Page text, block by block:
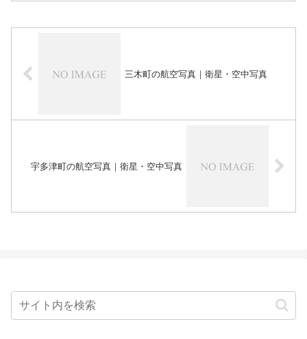
三木町の航空写真｜衛星・空中写真
宇多津町の航空写真｜衛星・空中写真